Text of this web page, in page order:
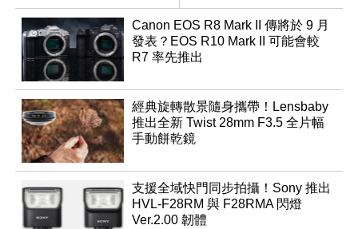
Canon EOS R8 Mark II 傳將於 9 月
發表？EOS R10 Mark II 可能會較
R7 率先推出
經典旋轉散景隨身攜帶！Lensbaby
推出全新 Twist 28mm F3.5 全片幅
手動餅乾鏡
支援全域快門同步拍攝！Sony 推出
HVL-F28RM 與 F28RMA 閃燈
Ver.2.00 韌體